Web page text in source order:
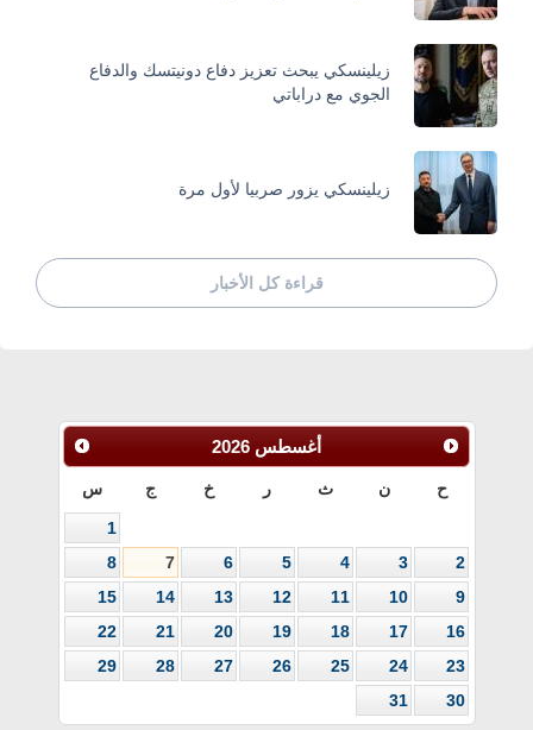
زيلينسكي يبحث تعزيز دفاع دونيتسك والدفاع
الجوي مع دراباتي
زيلينسكي يزور صربيا لأول مرة
قراءة كل الأخبار
أغسطس 2026
ح ن ث ر خ ج س
1
2
3
4
5
6
7
8
9
10
11
12
13
14
15
16
17
18
19
20
21
22
23
24
25
26
27
28
29
30
31